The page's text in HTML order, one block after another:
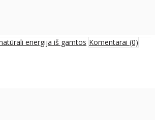
energija iš gamtos Komentarai (0)